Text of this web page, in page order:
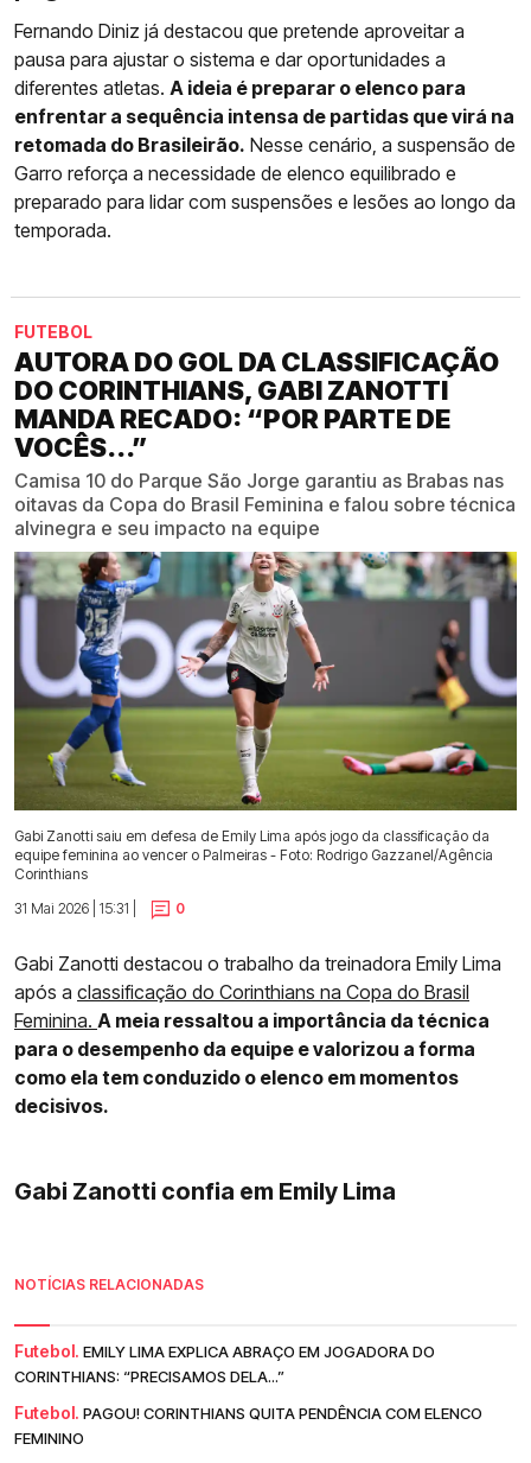
Fernando Diniz já destacou que pretende aproveitar a
pausa para ajustar o sistema e dar oportunidades a
diferentes atletas. A ideia é preparar o elenco para
enfrentar a sequência intensa de partidas que virá na
retomada do Brasileirão. Nesse cenário, a suspensão de
Garro reforça a necessidade de elenco equilibrado e
preparado para lidar com suspensões e lesões ao longo da
temporada.
FUTEBOL
AUTORA DO GOL DA CLASSIFICAÇÃO
DO CORINTHIANS, GABI ZANOTTI
MANDA RECADO: “POR PARTE DE
VOCÊS...”
Camisa 10 do Parque São Jorge garantiu as Brabas nas
oitavas da Copa do Brasil Feminina e falou sobre técnica
alvinegra e seu impacto na equipe
Gabi Zanotti saiu em defesa de Emily Lima após jogo da classificação da
equipe feminina ao vencer o Palmeiras - Foto: Rodrigo Gazzanel/Agência
Corinthians
31 Mai 2026 | 15:31 |
0
Gabi Zanotti destacou o trabalho da treinadora Emily Lima
após a classificação do Corinthians na Copa do Brasil
Feminina. A meia ressaltou a importância da técnica
para o desempenho da equipe e valorizou a forma
como ela tem conduzido o elenco em momentos
decisivos.
Gabi Zanotti confia em Emily Lima
NOTÍCIAS RELACIONADAS
Futebol. EMILY LIMA EXPLICA ABRAÇO EM JOGADORA DO
CORINTHIANS: “PRECISAMOS DELA...”
Futebol. PAGOU! CORINTHIANS QUITA PENDÊNCIA COM ELENCO
FEMININO